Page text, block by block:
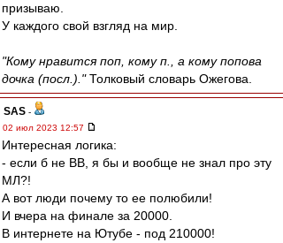
призываю.
У каждого свой взгляд на мир.
"Кому нравится поп, кому п., а кому попова
дочка (посл.)."Толковый словарь Ожегова.
SAS -
02 июл 2023 12:57
Интересная логика:
- если б не ВВ, я бы и вообще не знал про эту
МЛ?!
А вот люди почему то ее полюбили!
И вчера на финале за 20000.
В интернете на Ютубе - под 210000!